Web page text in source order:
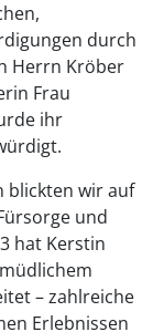
durch
Herrn Kröber
Frau
ihr
blickten wir auf
und
hat Kerstin
– zahlreiche
Erlebnissen